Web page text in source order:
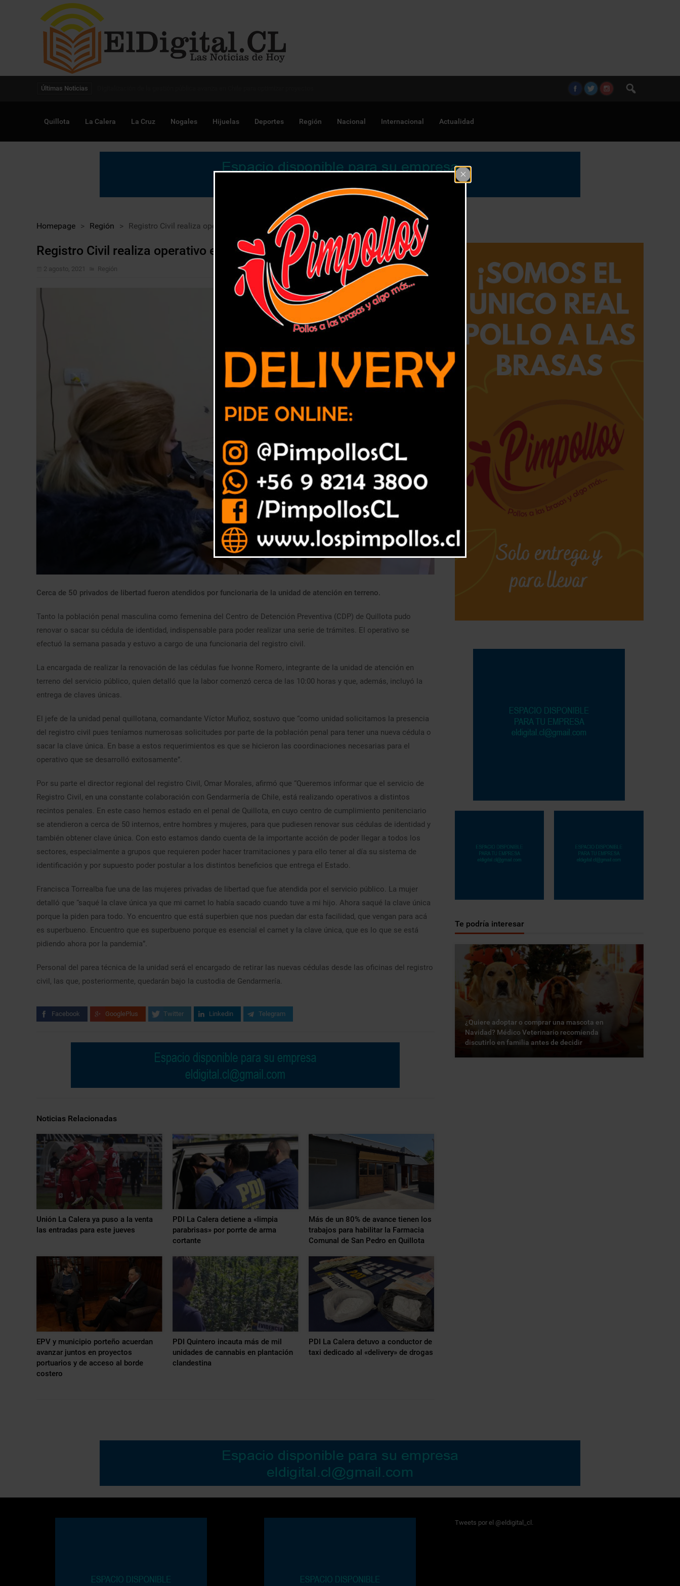
Últimas Noticias
Quillota La Calera La Cruz Nogales Hijuelas Deportes Región Nacional Internacional Actualidad
Homepage > Región > Registro Civil realiza operativo en cárcel de quillota
Registro Civil realiza operativo en cárcel de quillota
2 agosto, 2021 Región
Cerca de 50 privados de libertad fueron atendidos por funcionaria de la unidad de atención en terreno.
Tanto la población penal masculina como femenina del Centro de Detención Preventiva (CDP) de Quillota pudo
renovar o sacar su cédula de identidad, indispensable para poder realizar una serie de trámites. El operativo se
efectuó la semana pasada y estuvo a cargo de una funcionaria del registro civil.
La encargada de realizar la renovación de las cédulas fue Ivonne Romero, integrante de la unidad de atención en
terreno del servicio público, quien detalló que la labor comenzó cerca de las 10:00 horas y que, además, incluyó la
entrega de claves únicas.
El jefe de la unidad penal quillotana, comandante Víctor Muñoz, sostuvo que “como unidad solicitamos la presencia
del registro civil pues teníamos numerosas solicitudes por parte de la población penal para tener una nueva cédula o
sacar la clave única. En base a estos requerimientos es que se hicieron las coordinaciones necesarias para el
operativo que se desarrolló exitosamente”.
Por su parte el director regional del registro Civil, Omar Morales, afirmó que “Queremos informar que el servicio de
Registro Civil, en una constante colaboración con Gendarmería de Chile, está realizando operativos a distintos
recintos penales. En este caso hemos estado en el penal de Quillota, en cuyo centro de cumplimiento penitenciario
se atendieron a cerca de 50 internos, entre hombres y mujeres, para que pudiesen renovar sus cédulas de identidad y
también obtener clave única. Con esto estamos dando cuenta de la importante acción de poder llegar a todos los
sectores, especialmente a grupos que requieren poder hacer tramitaciones y para ello tener al día su sistema de
identificación y por supuesto poder postular a los distintos beneficios que entrega el Estado.
Francisca Torrealba fue una de las mujeres privadas de libertad que fue atendida por el servicio público. La mujer
detalló que “saqué la clave única ya que mi carnet lo había sacado cuando tuve a mi hijo. Ahora saqué la clave única
porque la piden para todo. Yo encuentro que está superbien que nos puedan dar esta facilidad, que vengan para acá
es superbueno. Encuentro que es superbueno porque es esencial el carnet y la clave única, que es lo que se está
pidiendo ahora por la pandemia”.
Personal del parea técnica de la unidad será el encargado de retirar las nuevas cédulas desde las oficinas del registro
civil, las que, posteriormente, quedarán bajo la custodia de Gendarmería.
Facebook GooglePlus Twitter Linkedin Telegram
Noticias Relacionadas
Unión La Calera ya puso a la venta
las entradas para este jueves
PDI La Calera detiene a «limpia
parabrisas» por porrte de arma
cortante
Más de un 80% de avance tienen los
trabajos para habilitar la Farmacia
Comunal de San Pedro en Quillota
EPV y municipio porteño acuerdan
avanzar juntos en proyectos
portuarios y de acceso al borde
costero
PDI Quintero incauta más de mil
unidades de cannabis en plantación
clandestina
PDI La Calera detuvo a conductor de
taxi dedicado al «delivery» de drogas
Te podría interesar
¿Quiere adoptar o comprar una mascota en
Navidad? Médico Veterinario recomienda
discutirlo en familia antes de decidir
Tweets por el @eldigital_cl.